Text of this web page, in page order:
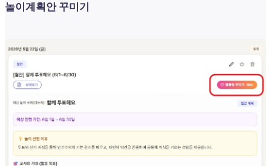
놀이계획안 꾸미기